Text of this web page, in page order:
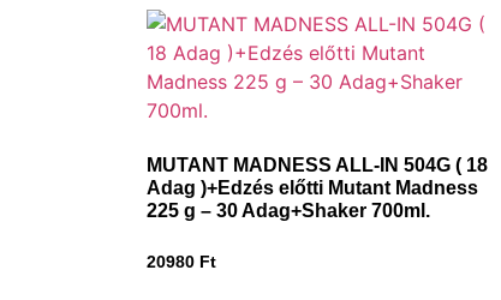
MUTANT MADNESS ALL-IN 504G ( 18
Adag )+Edzés előtti Mutant Madness
225 g – 30 Adag+Shaker 700ml.
20980 Ft